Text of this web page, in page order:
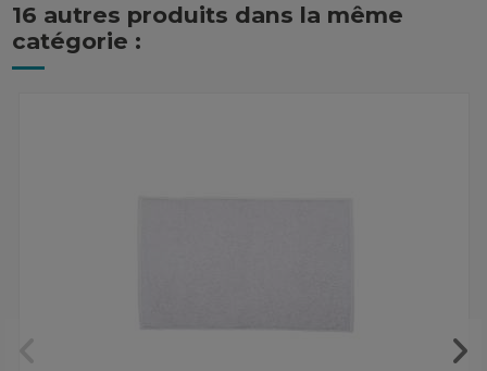
16 autres produits dans la même
catégorie :